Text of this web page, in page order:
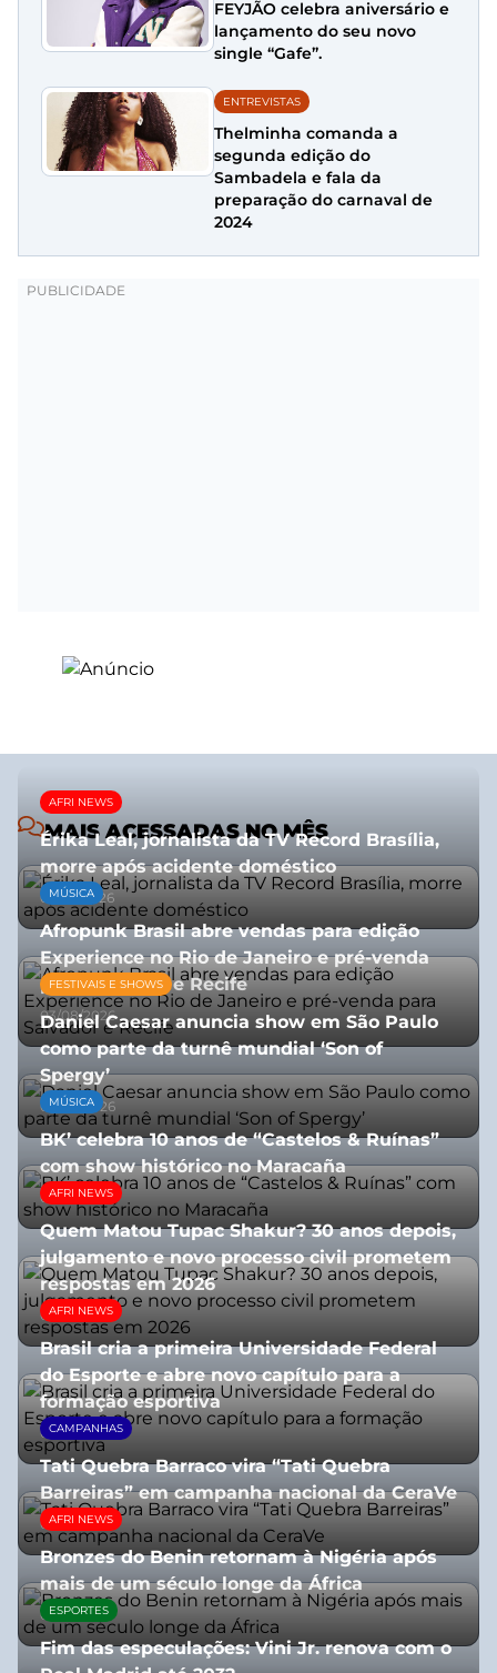
FEYJÃO celebra aniversário e
lançamento do seu novo
single “Gafe”.
ENTREVISTAS
Thelminha comanda a
segunda edição do
Sambadela e fala da
preparação do carnaval de
2024
MAIS ACESSADAS NO MÊS
AFRI NEWS
Érika Leal, jornalista da TV Record Brasília,
morre após acidente doméstico
08/07/2026
MÚSICA
Afropunk Brasil abre vendas para edição
Experience no Rio de Janeiro e pré-venda
para Salvador e Recife
03/08/2026
FESTIVAIS E SHOWS
Daniel Caesar anuncia show em São Paulo
como parte da turnê mundial ‘Son of
Spergy’
05/08/2026
MÚSICA
BK’ celebra 10 anos de “Castelos & Ruínas”
com show histórico no Maracaña
06/08/2026
AFRI NEWS
Quem Matou Tupac Shakur? 30 anos depois,
julgamento e novo processo civil prometem
respostas em 2026
05/08/2026
AFRI NEWS
Brasil cria a primeira Universidade Federal
do Esporte e abre novo capítulo para a
formação esportiva
08/07/2026
CAMPANHAS
Tati Quebra Barraco vira “Tati Quebra
Barreiras” em campanha nacional da CeraVe
08/07/2026
AFRI NEWS
Bronzes do Benin retornam à Nigéria após
mais de um século longe da África
08/07/2026
ESPORTES
Fim das especulações: Vini Jr. renova com o